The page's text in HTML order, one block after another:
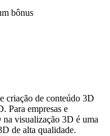
bônus
criação de conteúdo 3D
Para empresas e
na visualização 3D é uma
de alta qualidade.